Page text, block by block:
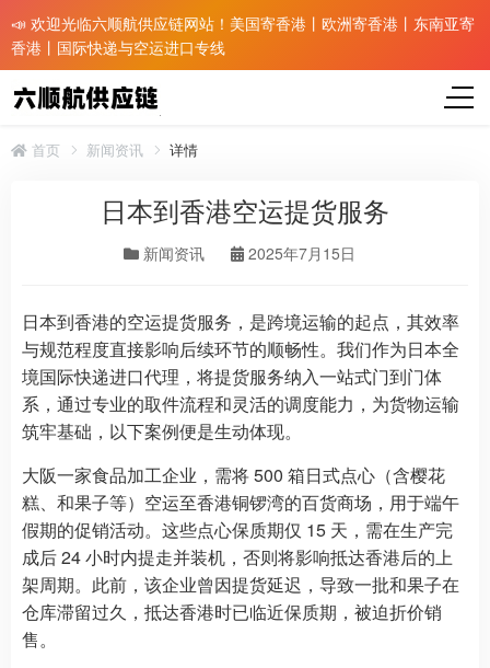
📣 欢迎光临六顺航供应链网站！美国寄香港丨欧洲寄香港丨东南亚寄
香港丨国际快递与空运进口专线
首页 新闻资讯 详情
日本到香港空运提货服务
新闻资讯 2025年7月15日
日本到香港的空运提货服务，是跨境运输的起点，其效率
与规范程度直接影响后续环节的顺畅性。我们作为日本全
境国际快递进口代理，将提货服务纳入一站式门到门体
系，通过专业的取件流程和灵活的调度能力，为货物运输
筑牢基础，以下案例便是生动体现。
大阪一家食品加工企业，需将 500 箱日式点心（含樱花
糕、和果子等）空运至香港铜锣湾的百货商场，用于端午
假期的促销活动。这些点心保质期仅 15 天，需在生产完
成后 24 小时内提走并装机，否则将影响抵达香港后的上
架周期。此前，该企业曾因提货延迟，导致一批和果子在
仓库滞留过久，抵达香港时已临近保质期，被迫折价销
售。